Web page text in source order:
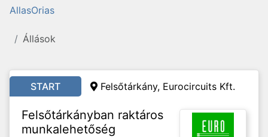
AllasOrias
Állások
START Felsőtárkány, Eurocircuits Kft.
Felsőtárkányban raktáros
munkalehetőség